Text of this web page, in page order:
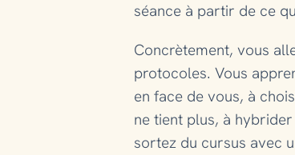
séance à partir de ce
Concrètement, vous
protocoles. Vous
en face de vous, à
ne tient plus, à
sortez du cursus avec